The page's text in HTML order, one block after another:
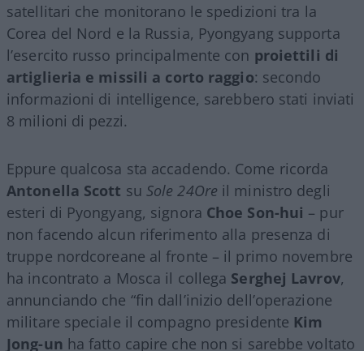
satellitari che monitorano le spedizioni tra la
Corea del Nord e la Russia, Pyongyang supporta
l’esercito russo principalmente con proiettili di
artiglieria e missili a corto raggio: secondo
informazioni di intelligence, sarebbero stati inviati
8 milioni di pezzi.
Eppure qualcosa sta accadendo. Come ricorda
Antonella Scott su Sole 24Ore il ministro degli
esteri di Pyongyang, signora Choe Son-hui – pur
non facendo alcun riferimento alla presenza di
truppe nordcoreane al fronte – il primo novembre
ha incontrato a Mosca il collega Serghej Lavrov,
annunciando che “fin dall’inizio dell’operazione
militare speciale il compagno presidente Kim
Jong-un ha fatto capire che non si sarebbe voltato